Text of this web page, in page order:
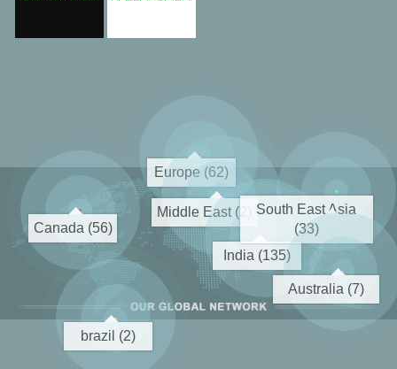
Europe (62)
Canada (56)
brazil (2)
Middle East (2)
India (135)
South East Asia
(33)
Australia (7)